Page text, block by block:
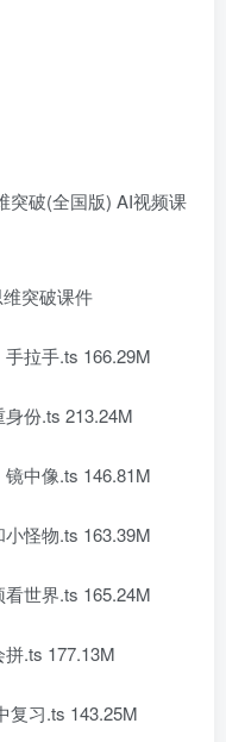
破(全国版) AI视频课
突破课件
拉手.ts 166.29M
份.ts 213.24M
中像.ts 146.81M
怪物.ts 163.39M
世界.ts 165.24M
.ts 177.13M
习.ts 143.25M